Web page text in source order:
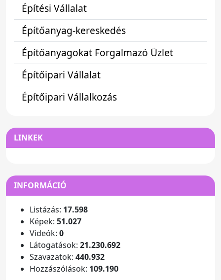
Építési Vállalat
Építőanyag-kereskedés
Építőanyagokat Forgalmazó Üzlet
Építőipari Vállalat
Építőipari Vállalkozás
LINKEK
INFORMÁCIÓ
Listázás: 17.598
Képek: 51.027
Videók: 0
Látogatások: 21.230.692
Szavazatok: 440.932
Hozzászólások: 109.190